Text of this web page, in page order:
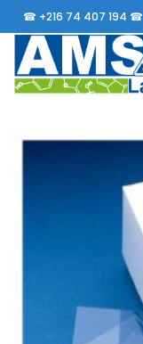
Passer
au
contenu
☎ +216 74 407 194 ☎